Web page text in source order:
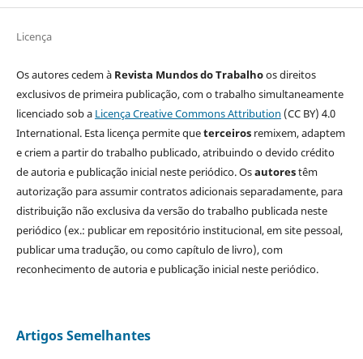
Licença
Os autores cedem à Revista Mundos do Trabalhoos direitos
exclusivos de primeira publicação, com o trabalho simultaneamente
licenciado sob a Licença Creative Commons Attribution (CC BY) 4.0
International. Esta licença permite queterceirosremixem, adaptem
e criem a partir do trabalho publicado, atribuindo o devido crédito
de autoria e publicação inicial neste periódico. Osautorestêm
autorização para assumir contratos adicionais separadamente, para
distribuição não exclusiva da versão do trabalho publicada neste
periódico (ex.: publicar em repositório institucional, em site pessoal,
publicar uma tradução, ou como capítulo de livro), com
reconhecimento de autoria e publicação inicial neste periódico.
Artigos Semelhantes